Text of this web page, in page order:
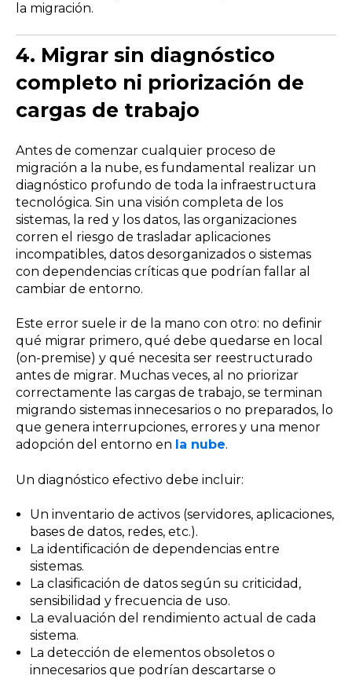
la migración.
4. Migrar sin diagnóstico
completo ni priorización de
cargas de trabajo
Antes de comenzar cualquier proceso de
migración a la nube, es fundamental realizar un
diagnóstico profundo de toda la infraestructura
tecnológica. Sin una visión completa de los
sistemas, la red y los datos, las organizaciones
corren el riesgo de trasladar aplicaciones
incompatibles, datos desorganizados o sistemas
con dependencias críticas que podrían fallar al
cambiar de entorno.
Este error suele ir de la mano con otro: no definir
qué migrar primero, qué debe quedarse en local
(on-premise) y qué necesita ser reestructurado
antes de migrar. Muchas veces, al no priorizar
correctamente las cargas de trabajo, se terminan
migrando sistemas innecesarios o no preparados, lo
que genera interrupciones, errores y una menor
adopción del entorno en la nube.
Un diagnóstico efectivo debe incluir:
Un inventario de activos (servidores, aplicaciones,
bases de datos, redes, etc.).
La identificación de dependencias entre
sistemas.
La clasificación de datos según su criticidad,
sensibilidad y frecuencia de uso.
La evaluación del rendimiento actual de cada
sistema.
La detección de elementos obsoletos o
innecesarios que podrían descartarse o